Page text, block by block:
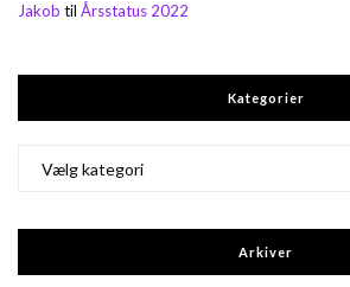
Jakob til Årsstatus 2022
Kategorier
Arkiver